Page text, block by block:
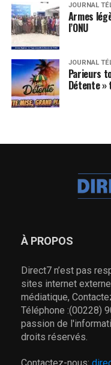
JOURNAL
Armes
l’ONU
JOURNAL
Parieurs
Détente »
À PROPOS
Direct7 n’est pas
sites internet
médiatique,
Téléphone :(00228)
passion de
droits réservés.